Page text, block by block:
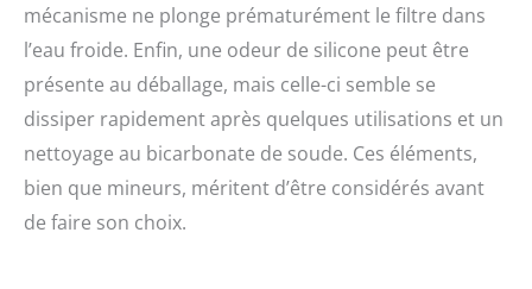
mécanisme ne plonge prématurément le filtre dans
l’eau froide. Enfin, une odeur de silicone peut être
présente au déballage, mais celle-ci semble se
dissiper rapidement après quelques utilisations et un
nettoyage au bicarbonate de soude. Ces éléments,
bien que mineurs, méritent d’être considérés avant
de faire son choix.